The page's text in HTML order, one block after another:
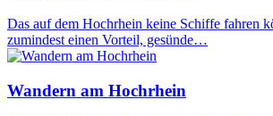
Das auf dem Hochrhein keine Schiffe fahren
zumindest einen Vorteil, gesünde…
Wandern am Hochrhein